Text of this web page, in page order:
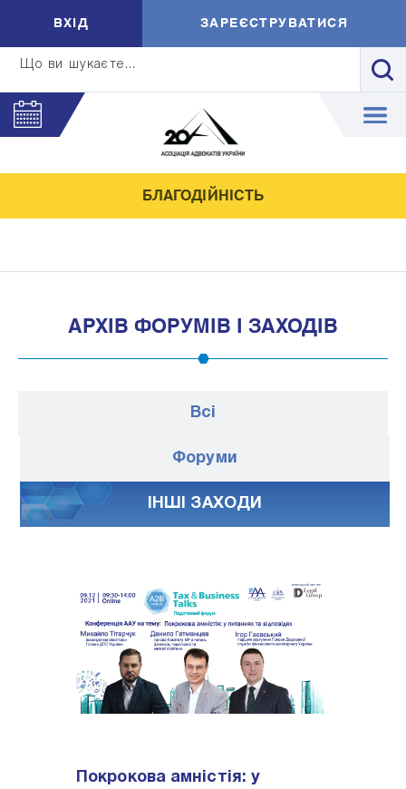
Що ви шукаєте...
ВXIД ЗАРЕЄСТРУВАТИСЯ
БЛАГОДІЙНІСТЬ
АРХІВ ФОРУМІВ І ЗАХОДІВ
Всі
Форуми
IНШI ЗАХОДИ
Покрокова амністія: у